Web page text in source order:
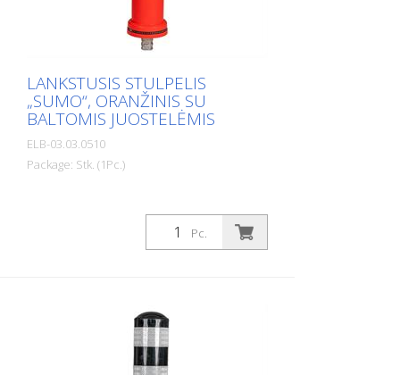
LANKSTUSIS STULPELIS
„SUMO“, ORANŽINIS SU
BALTOMIS JUOSTELĖMIS
ELB-03.03.0510
Package: Stk. (1Pc.)
Pc.